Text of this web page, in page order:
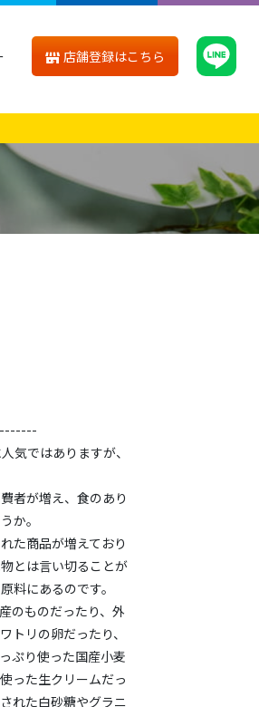
店舗登録はこちら
気ではありますが、
者が増え、食のあり
か。
た商品が増えており
とは言い切ることが
料にあるのです。
のものだったり、外
トリの卵だったり、
ぷり使った国産小麦
った生クリームだっ
れた白砂糖やグラニ